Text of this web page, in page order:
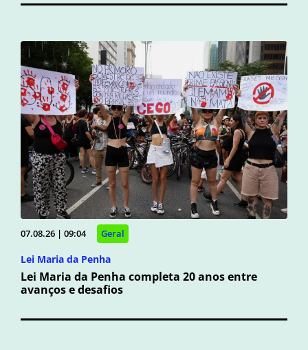
07.08.26 | 09:04 Geral
Lei Maria da Penha
Lei Maria da Penha completa 20 anos entre
avanços e desafios